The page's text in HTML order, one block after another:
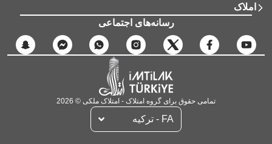
املاک
رسانه‌های اجتماعی
تمامی حقوق برای گروه امتلاک - امتلاک ملکی © 2026
FA - تركيه